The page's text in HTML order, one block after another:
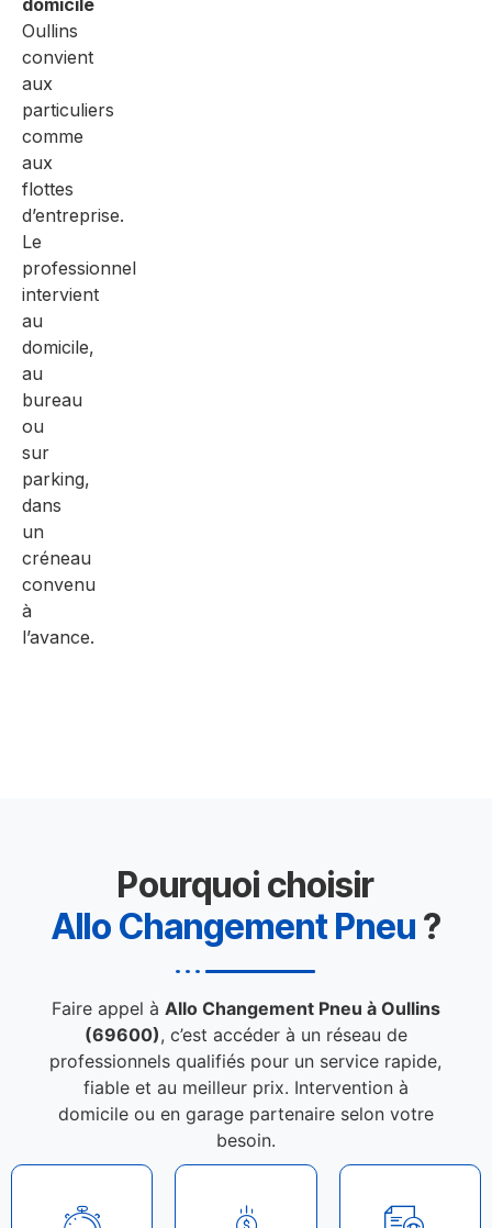
domicile
Oullins
convient
aux
particuliers
comme
aux
flottes
d’entreprise.
Le
professionnel
intervient
au
domicile,
au
bureau
ou
sur
parking,
dans
un
créneau
convenu
à
l’avance.
Pourquoi choisir
Allo Changement Pneu ?
Faire appel à Allo Changement Pneu à Oullins
(69600), c’est accéder à un réseau de
professionnels qualifiés pour un service rapide,
fiable et au meilleur prix. Intervention à
domicile ou en garage partenaire selon votre
besoin.